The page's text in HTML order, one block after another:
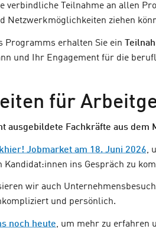
verbindliche Teilnahme an allen
Netzwerkmöglichkeiten ziehen
Programms erhalten Sie ein
und Ihr Engagement für die
für
ausgebildete Fachkräfte aus dem
Jobmarket am 18. Juni 2026,
Kandidat:innen ins Gespräch zu
wir auch
und persönlich.
noch heute, um mehr zu erfahren